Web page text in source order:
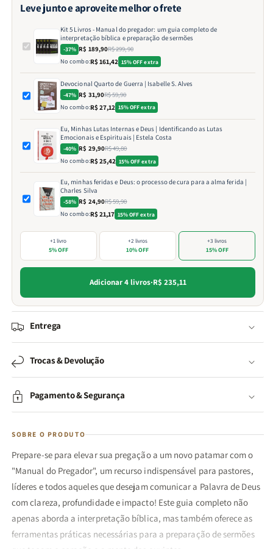
Leve junto e aproveite melhor o frete
Kit 5 Livros - Manual do pregador: um guia completo de
interpretação bíblica e preparação de sermões
-37% R$ 189,90R$ 299,90
No combo:R$ 161,42 15% OFF extra
Devocional Quarto de Guerra | Isabelle S. Alves
-47% R$ 31,90R$ 59,90
No combo:R$ 27,12 15% OFF extra
Eu, Minhas Lutas Internas e Deus | Identificando as Lutas
Emocionais e Espirituais | Estela Costa
-40% R$ 29,90R$ 49,80
No combo:R$ 25,42 15% OFF extra
Eu, minhas feridas e Deus: o processo de cura para a alma ferida |
Charles Silva
-58% R$ 24,90R$ 59,90
No combo:R$ 21,17 15% OFF extra
+1 livro
5% OFF
+2 livros
10% OFF
+3 livros
15% OFF
Adicionar 4 livros·R$ 235,11
Entrega
Trocas & Devolução
Pagamento & Segurança
SOBRE O PRODUTO
Prepare-se para elevar sua pregação a um novo patamar com o
"Manual do Pregador", um recurso indispensável para pastores,
líderes e todos aqueles que desejam comunicar a Palavra de Deus
com clareza, profundidade e impacto! Este guia completo não
apenas aborda a interpretação bíblica, mas também oferece as
ferramentas práticas necessárias para a preparação de sermões